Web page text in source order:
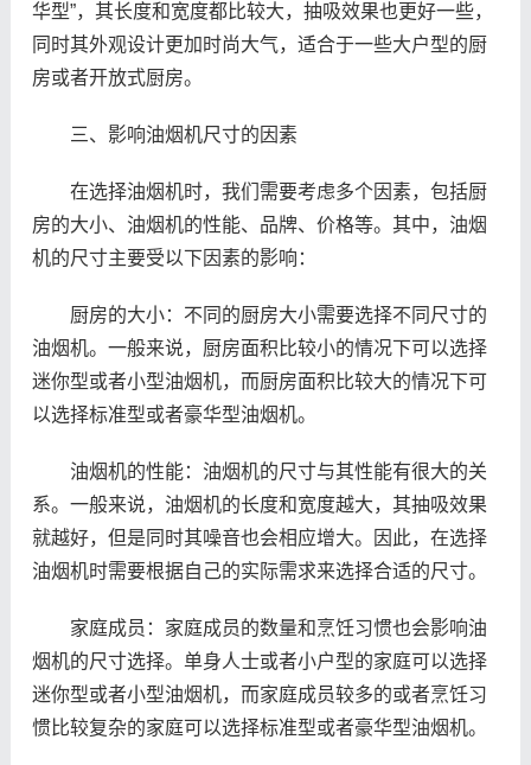
华型”，其长度和宽度都比较大，抽吸效果也更好一些，
同时其外观设计更加时尚大气，适合于一些大户型的厨
房或者开放式厨房。
三、影响油烟机尺寸的因素
在选择油烟机时，我们需要考虑多个因素，包括厨
房的大小、油烟机的性能、品牌、价格等。其中，油烟
机的尺寸主要受以下因素的影响：
厨房的大小：不同的厨房大小需要选择不同尺寸的
油烟机。一般来说，厨房面积比较小的情况下可以选择
迷你型或者小型油烟机，而厨房面积比较大的情况下可
以选择标准型或者豪华型油烟机。
油烟机的性能：油烟机的尺寸与其性能有很大的关
系。一般来说，油烟机的长度和宽度越大，其抽吸效果
就越好，但是同时其噪音也会相应增大。因此，在选择
油烟机时需要根据自己的实际需求来选择合适的尺寸。
家庭成员：家庭成员的数量和烹饪习惯也会影响油
烟机的尺寸选择。单身人士或者小户型的家庭可以选择
迷你型或者小型油烟机，而家庭成员较多的或者烹饪习
惯比较复杂的家庭可以选择标准型或者豪华型油烟机。